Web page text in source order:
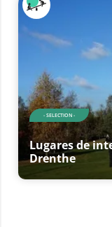
- SELECTION -
Lugares de
Drenthe